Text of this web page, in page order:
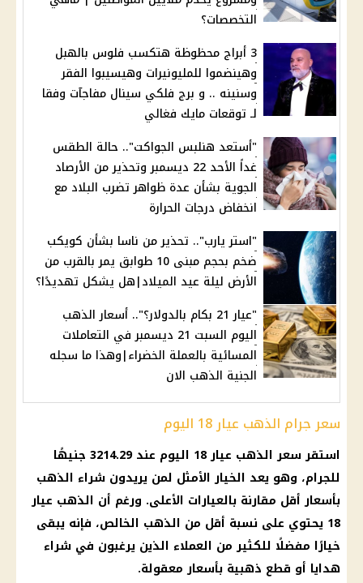
التخصصات؟
3 أبراج محظوظة هتكسب فلوس بالهبل
وهينضموا للمليونيرات وهيسيبوا الفقر
وسنينه .. و برج فلكي سينال مفاجآت وفقا
لـ توقعات مايك فغالي
"أستعد هنلبس الجواكت".. حالة الطقس
غداً الأحد 22 ديسمبر وتحذير من الأرصاد
الجوية بشأن عدة ظواهر تضرب البلاد مع
انخفاض درجات الحرارة
"استر يارب".. تحذير من ناسا بشأن كويكب
ضخم بحجم مبنى 10 طوابق يمر بالقرب من
الأرض ليلة عيد الميلاد|هل يشكل تهديدًا؟
"عيار 21 بكام بالدولار؟".. أسعار الذهب
اليوم السبت 21 ديسمبر في التعاملات
المسائية بالعملة الخضراء|وهذا ما سجله
الجنية الذهب الان
سعر جرام الذهب عيار 18 اليوم
استقر سعر الذهب عيار 18 اليوم عند 3214.29 جنيهًا
للجرام، وهو يعد الخيار الأمثل لمن يريدون شراء الذهب
بأسعار أقل مقارنة بالعيارات الأعلى. ورغم أن الذهب عيار
18 يحتوي على نسبة أقل من الذهب الخالص، فإنه يبقى
خيارًا مفضلًا للكثير من العملاء الذين يرغبون في شراء
هدايا أو قطع ذهبية بأسعار معقولة.